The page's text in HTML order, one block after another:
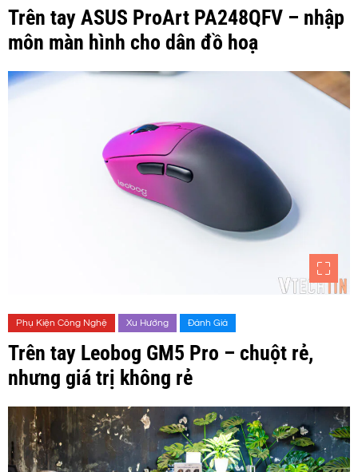
Trên tay ASUS ProArt PA248QFV – nhập
môn màn hình cho dân đồ hoạ
Phụ Kiện Công Nghệ Xu Hướng Đánh Giá
Trên tay Leobog GM5 Pro – chuột rẻ,
nhưng giá trị không rẻ